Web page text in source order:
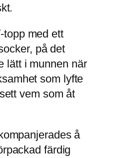
topp med ett
på det
lätt i munnen när
som lyfte
vem som åt
å
färdig